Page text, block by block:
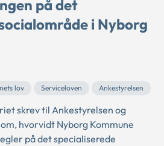
på det
i Nyborg
lov Serviceloven Ankestyrelsen
skrev til Ankestyrelsen og
hvorvidt Nyborg Kommune
på det specialiserede